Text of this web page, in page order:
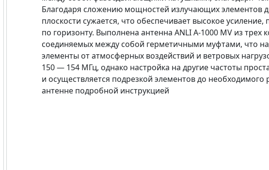
Благодаря сложению мощностей излучающих элементов
плоскости сужается, что обеспечивает высокое
по горизонту. Выполнена антенна ANLI A-1000 MV из трех
соединяемых между собой герметичными муфтами,
элементы от атмосферных воздействий и ветровых
150 — 154 МГц, однако настройка на другие частоты
и осуществляется подрезкой элементов до необходимого
антенне подробной инструкцией